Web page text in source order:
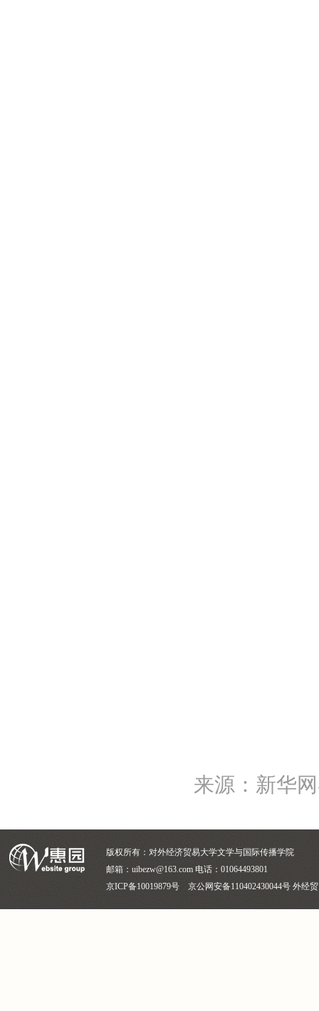
来源：新华
版权所有：对外经济贸易大学文学与国际传播学院
邮箱：uibezw@163.com 电话：01064493801
京ICP备10019879号 京公网安备110402430044号 外经贸